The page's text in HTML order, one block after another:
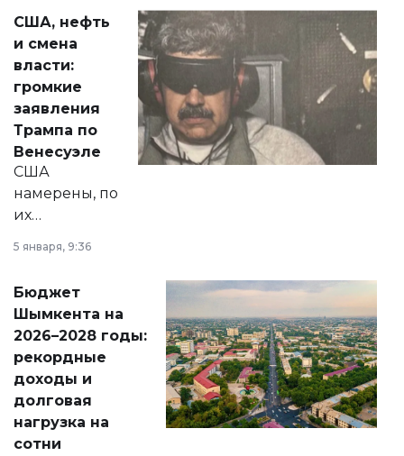
актуальных тем —
от слухов о
политических
реформах до
вопросов армии,
экономики и
личного здоровья.
США, нефть
и смена
власти:
громкие
заявления
Трампа по
Венесуэле
США
намерены, по
их
принести
народу
Венесуэлы.
5 января, 9:36
Бюджет
Шымкента на
2026–2028 годы:
рекордные
доходы и
долговая
нагрузка на
сотни